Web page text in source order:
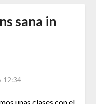
sana in
12:34